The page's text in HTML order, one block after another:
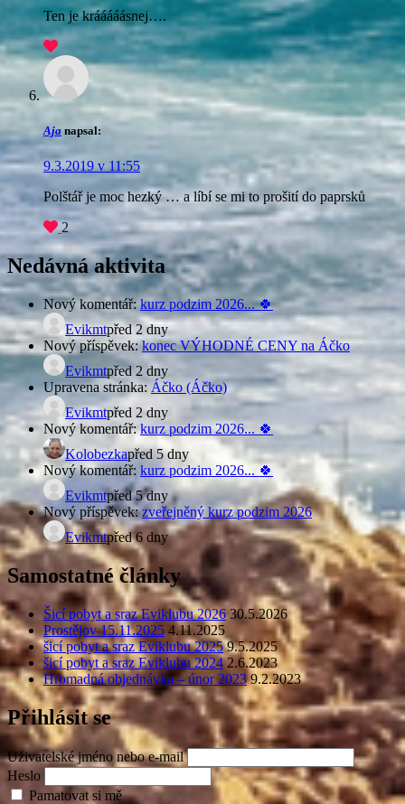
Ten je krááááásnej….
Aja napsal:
9.3.2019 v 11:55
Polštář je moc hezký … a líbí se mi to prošití do paprsků
2
Nedávná aktivita
Nový komentář: kurz podzim 2026... 🍀
Evikmtpřed 2 dny
Nový příspěvek:konec VÝHODNÉ CENY na Áčko
Evikmtpřed 2 dny
Upravena stránka:Áčko (Áčko)
Evikmtpřed 2 dny
Nový komentář:kurz podzim 2026... 🍀
Kolobezkapřed 5 dny
Nový komentář: kurz podzim 2026... 🍀
Evikmtpřed 5 dny
Nový příspěvek:zveřejněný kurz podzim 2026
Evikmtpřed 6 dny
Samostatné články
Šicí pobyt a sraz Eviklubu 2026 30.5.2026
Prostějov 15.11.2025 4.11.2025
šicí pobyt a sraz Eviklubu 2025 9.5.2025
šicí pobyt a sraz Eviklubu 2024 2.6.2023
Hromadná objednávka – únor 2023 9.2.2023
Přihlásit se
Uživatelské jméno nebo e-mail
Heslo
Pamatovat si mě